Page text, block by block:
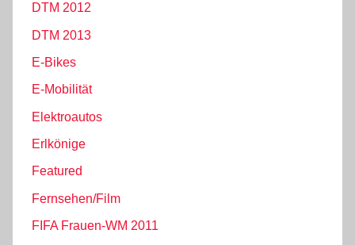
DTM 2012
DTM 2013
E-Bikes
E-Mobilität
Elektroautos
Erlkönige
Featured
Fernsehen/Film
FIFA Frauen-WM 2011